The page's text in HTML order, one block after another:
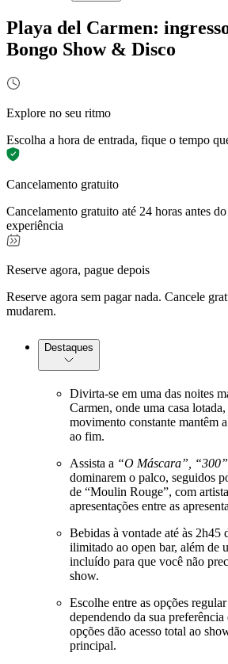
Playa del Carmen:
Bongo Show & Disco
Explore no seu ritmo
Escolha a hora de entrada, fique o tempo
Cancelamento gratuito
Cancelamento gratuito até 24 horas antes
experiência
Reserve agora, pague depois
Reserve agora sem pagar nada. Cancele
mudarem.
Destaques
Divirta-se em uma das noites
Carmen, onde uma casa
movimento constante mantêm
ao fim.
Assista a “O Máscara”,
dominarem o palco, seguidos
de “Moulin Rouge”, com
apresentações entre as
Bebidas à vontade até às 2h45
ilimitado ao open bar, além de
incluído para que você não
show.
Escolhe entre as opções
dependendo da sua preferência
opções dão acesso total ao
principal.